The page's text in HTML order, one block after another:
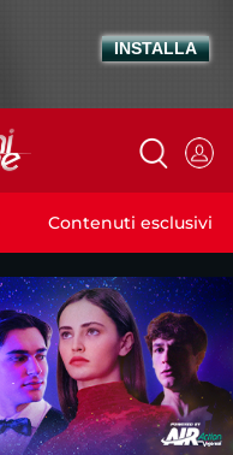
Contenuti esclusivi
INSTALLA